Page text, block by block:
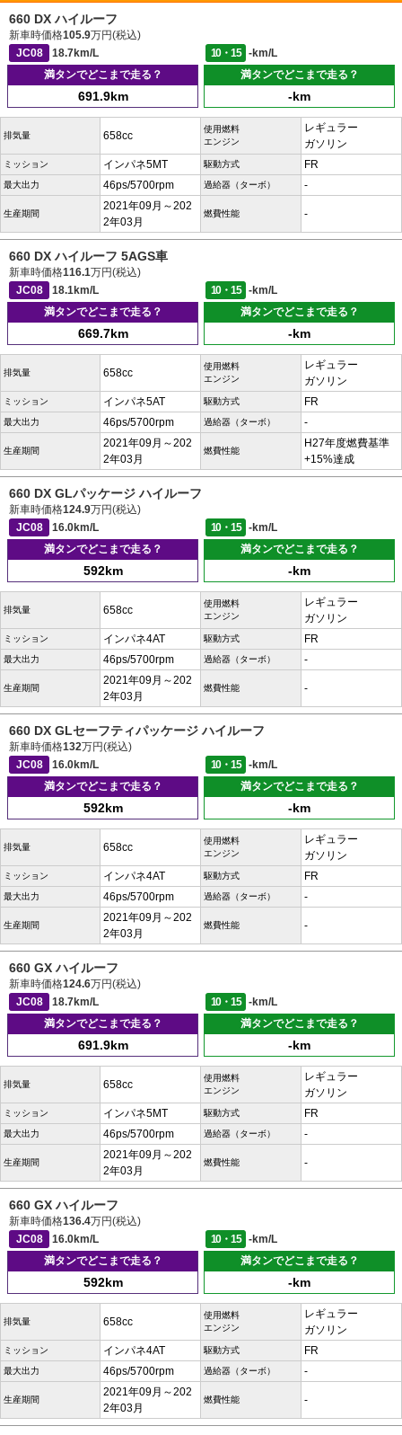
660 DX ハイルーフ
新車時価格105.9万円(税込)
JC08
18.7km/L 10・15
-km/L
満タンでどこまで走る？
691.9km
満タンでどこまで走る？
-km
排気量 658cc
使用燃料
エンジン
レギュラー
ガソリン
ミッション インパネ5MT 駆動方式 FR
最大出力 46ps/5700rpm 過給器（ターボ） -
生産期間
2021年09月～202
2年03月
燃費性能 -
660 DX ハイルーフ 5AGS車
新車時価格116.1万円(税込)
JC08
18.1km/L 10・15
-km/L
満タンでどこまで走る？
669.7km
満タンでどこまで走る？
-km
排気量 658cc
使用燃料
エンジン
レギュラー
ガソリン
ミッション インパネ5AT 駆動方式 FR
最大出力 46ps/5700rpm 過給器（ターボ） -
生産期間
2021年09月～202
2年03月
燃費性能
H27年度燃費基準
+15%達成
660 DX GLパッケージ ハイルーフ
新車時価格124.9万円(税込)
JC08
16.0km/L 10・15
-km/L
満タンでどこまで走る？
592km
満タンでどこまで走る？
-km
排気量 658cc
使用燃料
エンジン
レギュラー
ガソリン
ミッション インパネ4AT 駆動方式 FR
最大出力 46ps/5700rpm 過給器（ターボ） -
生産期間
2021年09月～202
2年03月
燃費性能 -
660 DX GLセーフティパッケージ ハイルーフ
新車時価格132万円(税込)
JC08
16.0km/L 10・15
-km/L
満タンでどこまで走る？
592km
満タンでどこまで走る？
-km
排気量 658cc
使用燃料
エンジン
レギュラー
ガソリン
ミッション インパネ4AT 駆動方式 FR
最大出力 46ps/5700rpm 過給器（ターボ） -
生産期間
2021年09月～202
2年03月
燃費性能 -
660 GX ハイルーフ
新車時価格124.6万円(税込)
JC08
18.7km/L 10・15
-km/L
満タンでどこまで走る？
691.9km
満タンでどこまで走る？
-km
排気量 658cc
使用燃料
エンジン
レギュラー
ガソリン
ミッション インパネ5MT 駆動方式 FR
最大出力 46ps/5700rpm 過給器（ターボ） -
生産期間
2021年09月～202
2年03月
燃費性能 -
660 GX ハイルーフ
新車時価格136.4万円(税込)
JC08
16.0km/L 10・15
-km/L
満タンでどこまで走る？
592km
満タンでどこまで走る？
-km
排気量 658cc
使用燃料
エンジン
レギュラー
ガソリン
ミッション インパネ4AT 駆動方式 FR
最大出力 46ps/5700rpm 過給器（ターボ） -
生産期間
2021年09月～202
2年03月
燃費性能 -